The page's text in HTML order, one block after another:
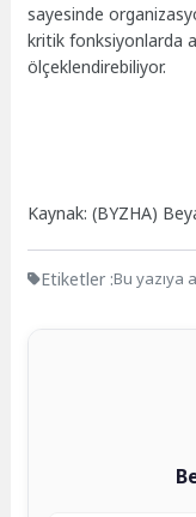
sayesinde
kritik fonksiyonlarda
ölçeklendirebiliyor.
Kaynak: (BYZHA)
Etiketler :Bu yazıya